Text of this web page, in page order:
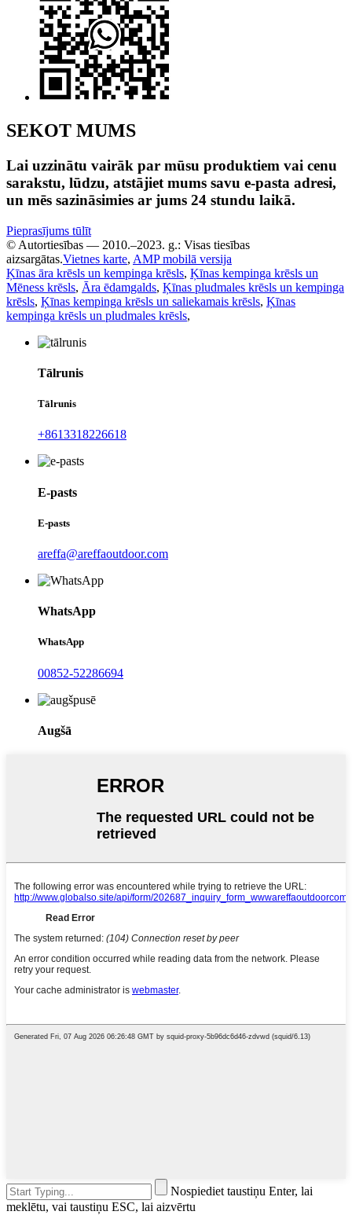
SEKOT MUMS
Lai uzzinātu vairāk par mūsu produktiem vai cenu
sarakstu, lūdzu, atstājiet mums savu e-pasta adresi,
un mēs sazināsimies ar jums 24 stundu laikā.
Pieprasījums tūlīt
© Autortiesības — 2010.–2023. g.: Visas tiesības
aizsargātas.Vietnes karte, AMP mobilā versija
Ķīnas āra krēsls un kempinga krēsls, Ķīnas kempinga krēsls un
Mēness krēsls, Āra ēdamgalds, Ķīnas pludmales krēsls un kempinga
krēsls, Ķīnas kempinga krēsls un saliekamais krēsls, Ķīnas
kempinga krēsls un pludmales krēsls,
Tālrunis
Tālrunis
+8613318226618
E-pasts
E-pasts
areffa@areffaoutdoor.com
WhatsApp
WhatsApp
00852-52286694
Augšā
Nospiediet taustiņu Enter, lai
meklētu, vai taustiņu ESC, lai aizvērtu